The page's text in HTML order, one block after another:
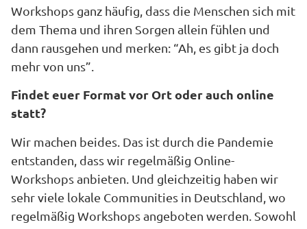
Workshops ganz häufig, dass die Menschen sich mit
dem Thema und ihren Sorgen allein fühlen und
dann rausgehen und merken: “Ah, es gibt ja doch
mehr von uns”.
Findet euer Format vor Ort oder auch online
statt?
Wir machen beides. Das ist durch die Pandemie
entstanden, dass wir regelmäßig Online-
Workshops anbieten. Und gleichzeitig haben wir
sehr viele lokale Communities in Deutschland, wo
regelmäßig Workshops angeboten werden. Sowohl